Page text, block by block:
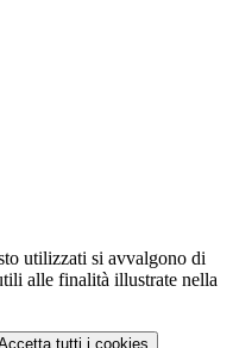
utilizzati si avvalgono di
alle finalità illustrate nella
tutti i cookies